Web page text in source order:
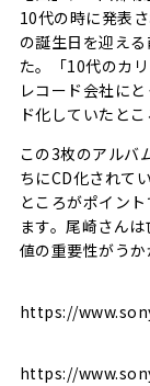
10代の時に発表
の誕生日を迎え
た。「10代のカ
レコード会社に
ド化していたと
この3枚のアルバ
ちにCD化されて
ところがポイン
ます。尾崎さん
値の重要性がうか
https://
https://